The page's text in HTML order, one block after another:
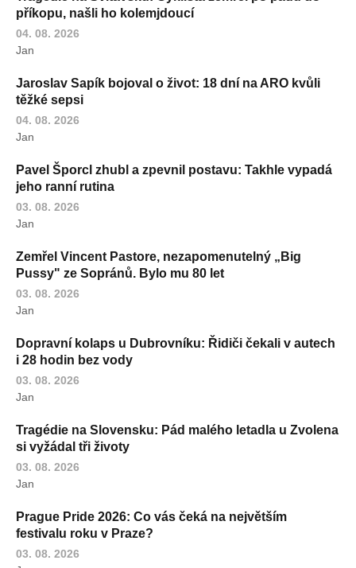
příkopu, našli ho kolemjdoucí
04. 08. 2026
Jan
Jaroslav Sapík bojoval o život: 18 dní na ARO kvůli
těžké sepsi
04. 08. 2026
Jan
Pavel Šporcl zhubl a zpevnil postavu: Takhle vypadá
jeho ranní rutina
03. 08. 2026
Jan
Zemřel Vincent Pastore, nezapomenutelný „Big
Pussy" ze Sopránů. Bylo mu 80 let
03. 08. 2026
Jan
Dopravní kolaps u Dubrovníku: Řidiči čekali v autech
i 28 hodin bez vody
03. 08. 2026
Jan
Tragédie na Slovensku: Pád malého letadla u Zvolena
si vyžádal tři životy
03. 08. 2026
Jan
Prague Pride 2026: Co vás čeká na největším
festivalu roku v Praze?
03. 08. 2026